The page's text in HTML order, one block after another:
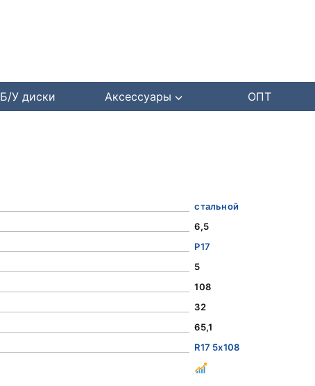
Б/У диски Аксессуары ОПТ
стальной
6,5
Р17
5
108
32
65,1
R17 5x108